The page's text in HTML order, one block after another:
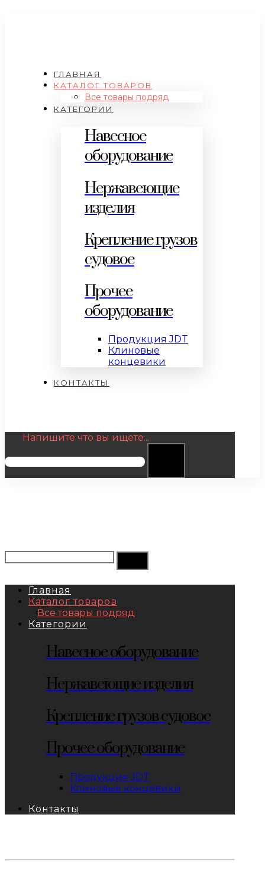
ГЛАВНАЯ
КАТАЛОГ ТОВАРОВ
Все товары подряд
КАТЕГОРИИ
Навесное
оборудование
Нержавеющие
изделия
Крепление грузов
судовое
Прочее
оборудование
Продукция JDT
Клиновые
концевики
КОНТАКТЫ
Напишите что вы ищете...
Главная
Каталог товаров
Все товары подряд
Категории
Навесное оборудование
Нержавеющие изделия
Крепление грузов судовое
Прочее оборудование
Продукция JDT
Клиновые концевики
Контакты